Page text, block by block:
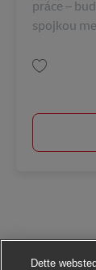
práce –
spojkou
Dette